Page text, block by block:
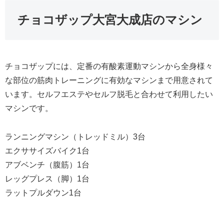
チョコザップ大宮大成店のマシン
チョコザップには、定番の有酸素運動マシンから全身様々
な部位の筋肉トレーニングに有効なマシンまで用意されて
います。セルフエステやセルフ脱毛と合わせて利用したい
マシンです。
ランニングマシン（トレッドミル）3台
エクササイズバイク1台
アブベンチ（腹筋）1台
レッグプレス（脚）1台
ラットプルダウン1台